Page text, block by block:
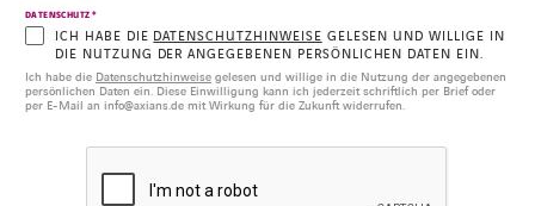
DATENSCHUTZ *
ICH HABE DIE DATENSCHUTZHINWEISE GELESEN UND WILLIGE IN
DIE NUTZUNG DER ANGEGEBENEN PERSÖNLICHEN DATEN EIN.
Ich habe die Datenschutzhinweise gelesen und willige in die Nutzung der angegebenen
persönlichen Daten ein. Diese Einwilligung kann ich jederzeit schriftlich per Brief oder
per E-Mail an info@axians.de mit Wirkung für die Zukunft widerrufen.